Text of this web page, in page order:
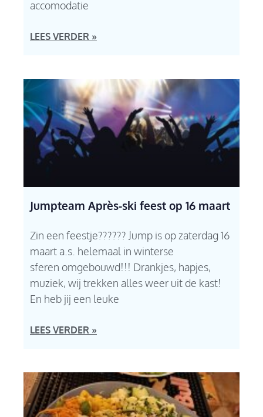
accomodatie
LEES VERDER »
Jumpteam Après-ski feest op 16 maart
Zin een feestje?????? Jump is op zaterdag 16
maart a.s. helemaal in winterse
sferen omgebouwd!!! Drankjes, hapjes,
muziek, wij trekken alles weer uit de kast!
En heb jij een leuke
LEES VERDER »